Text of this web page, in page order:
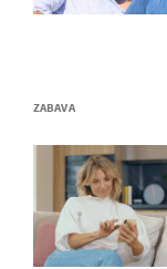
ZABAVA